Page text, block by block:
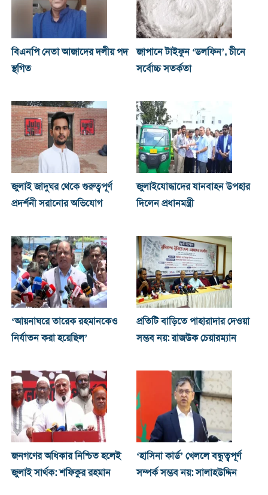
বিএনপি নেতা আজাদের দলীয় পদ
স্থগিত
জাপানে টাইফুন ‘ডলফিন’, চীনে
সর্বোচ্চ সতর্কতা
জুলাই জাদুঘর থেকে গুরুত্বপূর্ণ
প্রদর্শনী সরানোর অভিযোগ
জুলাইযোদ্ধাদের যানবাহন উপহার
দিলেন প্রধানমন্ত্রী
‘আয়নাঘরে তারেক রহমানকেও
নির্যাতন করা হয়েছিল’
প্রতিটি বাড়িতে পাহারাদার দেওয়া
সম্ভব নয়: রাজউক চেয়ারম্যান
জনগণের অধিকার নিশ্চিত হলেই
জুলাই সার্থক: শফিকুর রহমান
‘হাসিনা কার্ড’ খেললে বন্ধুত্বপূর্ণ
সম্পর্ক সম্ভব নয়: সালাহউদ্দিন